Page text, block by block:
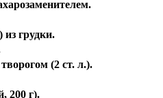
грудки.
(2 ст. л.).
200 г).